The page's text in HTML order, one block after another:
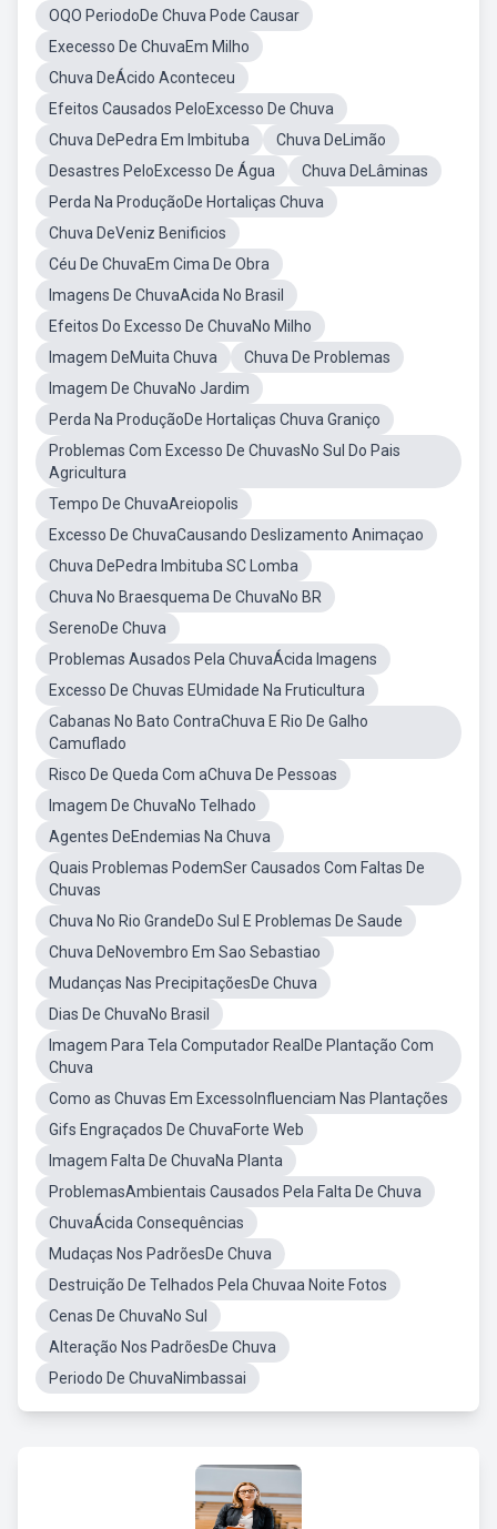
OQO PeriodoDe Chuva Pode Causar
Execesso De ChuvaEm Milho
Chuva DeÁcido Aconteceu
Efeitos Causados PeloExcesso De Chuva
Chuva DePedra Em Imbituba
Chuva DeLimão
Desastres PeloExcesso De Água
Chuva DeLâminas
Perda Na ProduçãoDe Hortaliças Chuva
Chuva DeVeniz Benificios
Céu De ChuvaEm Cima De Obra
Imagens De ChuvaAcida No Brasil
Efeitos Do Excesso De ChuvaNo Milho
Imagem DeMuita Chuva
Chuva De Problemas
Imagem De ChuvaNo Jardim
Perda Na ProduçãoDe Hortaliças Chuva Graniço
Problemas Com Excesso De ChuvasNo Sul Do Pais
Agricultura
Tempo De ChuvaAreiopolis
Excesso De ChuvaCausando Deslizamento Animaçao
Chuva DePedra Imbituba SC Lomba
Chuva No Braesquema De ChuvaNo BR
SerenoDe Chuva
Problemas Ausados Pela ChuvaÁcida Imagens
Excesso De Chuvas EUmidade Na Fruticultura
Cabanas No Bato ContraChuva E Rio De Galho
Camuflado
Risco De Queda Com aChuva De Pessoas
Imagem De ChuvaNo Telhado
Agentes DeEndemias Na Chuva
Quais Problemas PodemSer Causados Com Faltas De
Chuvas
Chuva No Rio GrandeDo Sul E Problemas De Saude
Chuva DeNovembro Em Sao Sebastiao
Mudanças Nas PrecipitaçõesDe Chuva
Dias De ChuvaNo Brasil
Imagem Para Tela Computador RealDe Plantação Com
Chuva
Como as Chuvas Em ExcessoInfluenciam Nas Plantações
Gifs Engraçados De ChuvaForte Web
Imagem Falta De ChuvaNa Planta
ProblemasAmbientais Causados Pela Falta De Chuva
ChuvaÁcida Consequências
Mudaças Nos PadrõesDe Chuva
Destruição De Telhados Pela Chuvaa Noite Fotos
Cenas De ChuvaNo Sul
Alteração Nos PadrõesDe Chuva
Periodo De ChuvaNimbassai